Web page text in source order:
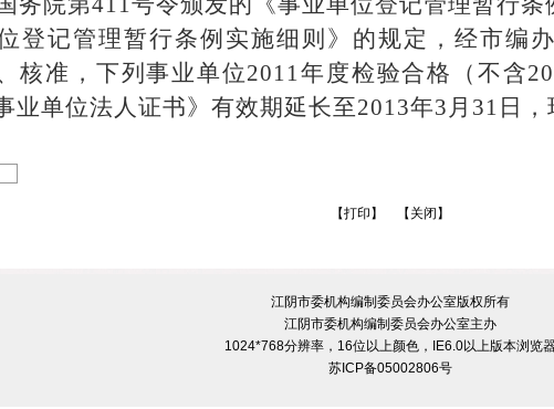
位登记管理暂行条例实施细则》的规定，经市编
核准，下列事业单位2011年度检验合格（不含
业单位法人证书》有效期延长至2013年3 月 31 日，
【打印 】 【 关闭 】
江阴市委机构编制委员会办公室版权所有
江阴市委机构编制委员会办公室主办
1024*768分辨率，16位以上颜色，IE6.0以上版本浏览
苏ICP备05002806号